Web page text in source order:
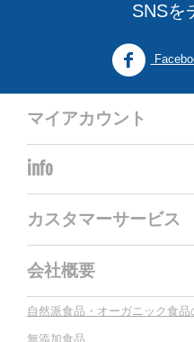
SNSを
マイアカウント
info
カスタマーサービス
会社概要
自然派食品・オーガニック食
無添加食品